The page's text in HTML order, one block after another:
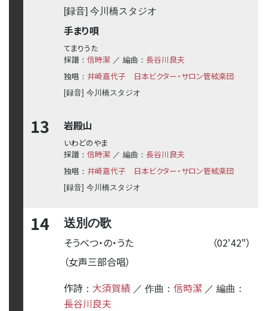
[録音] 今川橋スタジオ
手まり唄
てまりうた
採譜 ： 信時潔 ／ 編曲： 長谷川良夫
独唱 ： 井崎嘉代子 日本ビクター・サロン管絃楽団
[録音] 今川橋スタジオ
13 岩殿山
いわどのやま
採譜 ： 信時潔 ／ 編曲： 長谷川良夫
独唱 ： 井崎嘉代子 日本ビクター・サロン管絃楽団
[録音] 今川橋スタジオ
14 送別の歌
（02'42"）
そうべつ・の・うた
（女声三部合唱）
作詩 ： 大須賀績 ／ 作曲： 信時潔 ／ 編曲：
長谷川良夫